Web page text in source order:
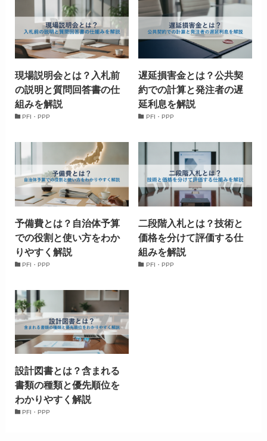
現場説明会とは？入札前
の説明と質問回答書の仕
組みを解説
PFI・PPP
遅延損害金とは？公共契
約での計算と発注者の遅
延利息を解説
PFI・PPP
予備費とは？自治体予算
での役割と使い方をわか
りやすく解説
PFI・PPP
二段階入札とは？技術と
価格を分けて評価する仕
組みを解説
PFI・PPP
設計図書とは？含まれる
書類の種類と優先順位を
わかりやすく解説
PFI・PPP